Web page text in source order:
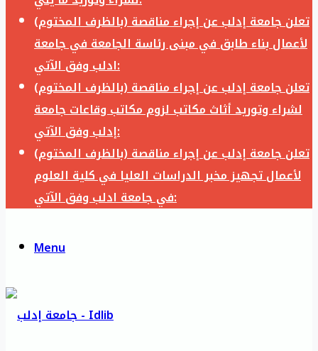
تعلن جامعة إدلب عن إجراء مناقصة (بالظرف المختوم)
لأعمال بناء طابق في مبنى رئاسة الجامعة في جامعة
ادلب وفق الآتي:
تعلن جامعة إدلب عن إجراء مناقصة (بالظرف المختوم)
لشراء وتوريد أثاث مكاتب لزوم مكاتب وقاعات جامعة
إدلب وفق الآتي:
تعلن جامعة إدلب عن إجراء مناقصة (بالظرف المختوم)
لأعمال تجهيز مخبر الدراسات العليا في كلية العلوم
في جامعة ادلب وفق الآتي:
Menu